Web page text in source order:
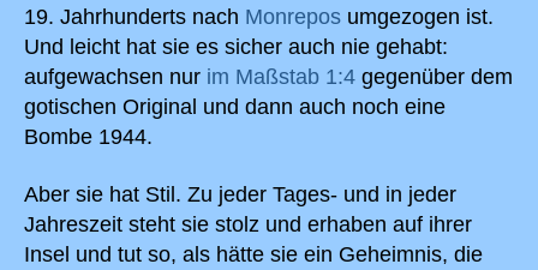
19. Jahrhunderts nach Monrepos umgezogen ist.
Und leicht hat sie es sicher auch nie gehabt:
aufgewachsen nur im Maßstab 1:4 gegenüber dem
gotischen Original und dann auch noch eine
Bombe 1944.
Aber sie hat Stil. Zu jeder Tages- und in jeder
Jahreszeit steht sie stolz und erhaben auf ihrer
Insel und tut so, als hätte sie ein Geheimnis, die